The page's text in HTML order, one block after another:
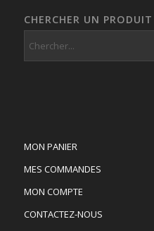
CHERCHER UN PRODUIT
MON PANIER
MES COMMANDES
MON COMPTE
CONTACTEZ-NOUS